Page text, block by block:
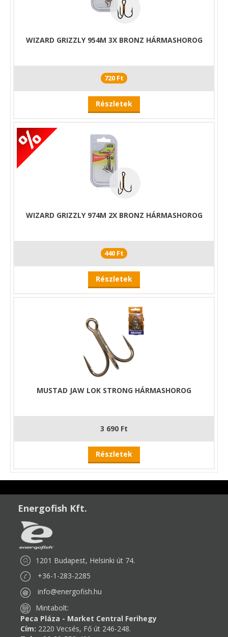
WIZARD GRIZZLY 954M 3X BRONZ HÁRMASHOROG
720 Ft
Részletek
WIZARD GRIZZLY 974M 2X BRONZ HÁRMASHOROG
440 Ft
Részletek
MUSTAD JAW LOK STRONG HÁRMASHOROG
3 690 Ft
Részletek
Energofish Kft.
1201 Budapest, Helsinki út 74.
+36-1-283-2285
info@energofish.hu
Mintabolt:
Peca Pláza - Market Central Ferihegy
Cím: 2220 Vecsés, Fő út 246-248.